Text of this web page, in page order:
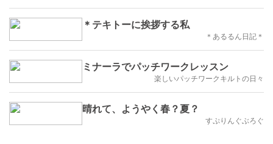
＊テキトーに挨拶する私
＊あるるん日記＊
ミナーラでパッチワークレッスン
楽しいパッチワークキルトの日々
晴れて、ようやく春？夏？
すぷりんぐぶろぐ